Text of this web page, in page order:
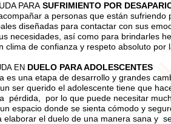
PARA SUFRIMIENTO POR
a personas que están
diseñadas para contactar con sus
necesidades, así como para brindarles
clima de confianza y respeto absoluto
EN DUELO PARA ADOLESCENTES
es una etapa de desarrollo y grandes
ser querido el adolescente tiene que
pérdida, por lo que puede necesitar
espacio donde se sienta cómodo y
elaborar el duelo de una manera sana y